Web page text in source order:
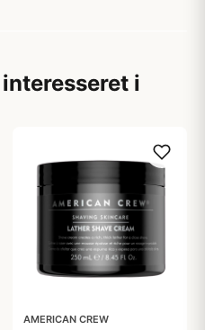
i
AMERICAN CREW